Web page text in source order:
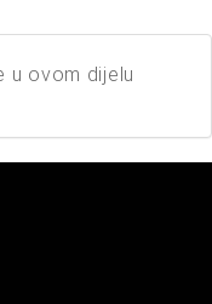
u ovom dijelu